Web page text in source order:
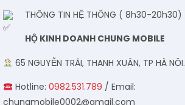
THÔNG TIN HỆ THỐNG ( 8h30-20h30)
HỘ KINH DOANH CHUNG MOBILE
65 NGUYỄN TRÃI, THANH XUÂN, TP HÀ NỘI.
Hotline: 0982.531.789 / Email:
chungmobile0002@gmail.com